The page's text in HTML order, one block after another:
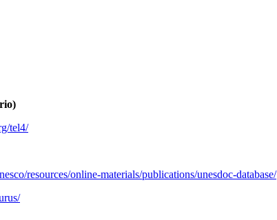
tel4/
resources/online-materials/publications/unesdoc-database/